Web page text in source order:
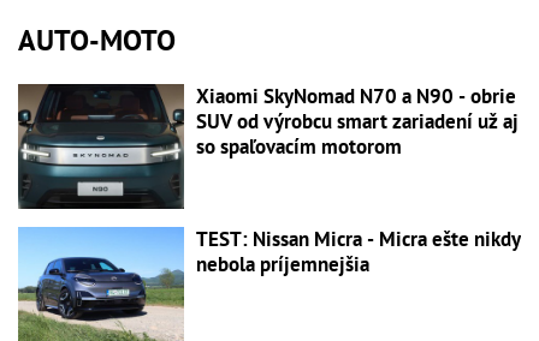
AUTO-MOTO
Xiaomi SkyNomad N70 a N90 - obrie
SUV od výrobcu smart zariadení už aj
so spaľovacím motorom
TEST: Nissan Micra - Micra ešte nikdy
nebola príjemnejšia